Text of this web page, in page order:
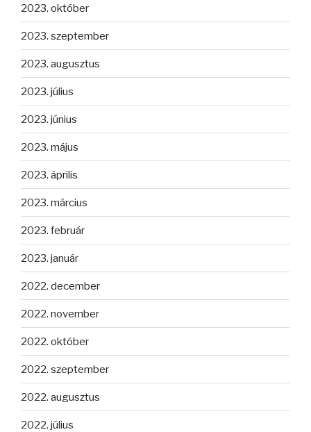
2023. október
2023. szeptember
2023. augusztus
2023. július
2023. június
2023. május
2023. április
2023. március
2023. február
2023. január
2022. december
2022. november
2022. október
2022. szeptember
2022. augusztus
2022. július